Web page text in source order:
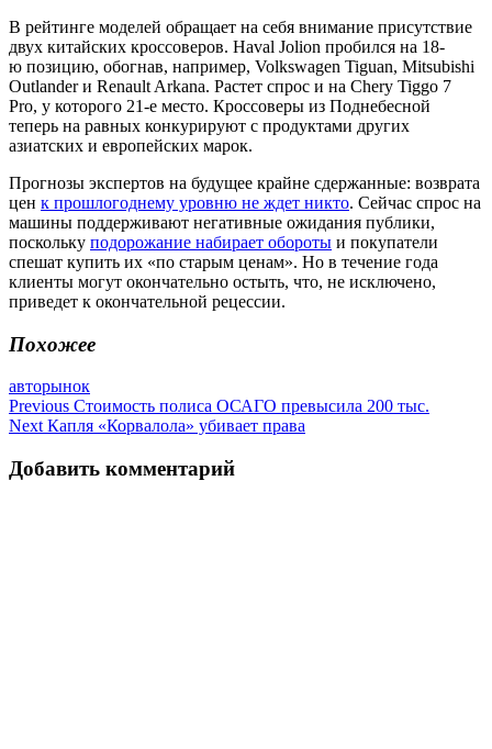
В рейтинге моделей обращает на себя внимание присутствие
двух китайских кроссоверов. Haval Jolion пробился на 18-
ю позицию, обогнав, например, Volkswagen Tiguan, Mitsubishi
Outlander и Renault Arkana. Растет спрос и на Chery Tiggo 7
Pro, у которого 21-е место. Кроссоверы из Поднебесной
теперь на равных конкурируют с продуктами других
азиатских и европейских марок.
Прогнозы экспертов на будущее крайне сдержанные: возврата
цен к прошлогоднему уровню не ждет никто. Сейчас спрос на
машины поддерживают негативные ожидания публики,
поскольку подорожание набирает обороты и покупатели
спешат купить их «по старым ценам». Но в течение года
клиенты могут окончательно остыть, что, не исключено,
приведет к окончательной рецессии.
Похожее
авторынок
Навигация
по
записям
Previous Cтоимость полиса ОСАГО превысила 200 тыс.
Next Капля «Корвалола» убивает права
Добавить комментарий